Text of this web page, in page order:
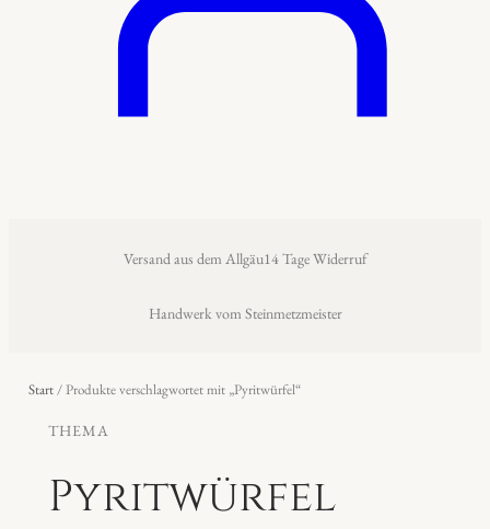
Versand aus dem Allgäu14 Tage Widerruf
Handwerk vom Steinmetzmeister
Start/ Produkte verschlagwortet mit „Pyritwürfel“
THEMA
Pyritwürfel